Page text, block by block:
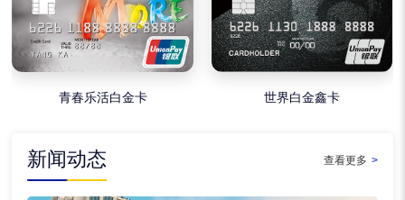
青春乐活白金卡 世界白金鑫卡
新闻动态 查看更多 >